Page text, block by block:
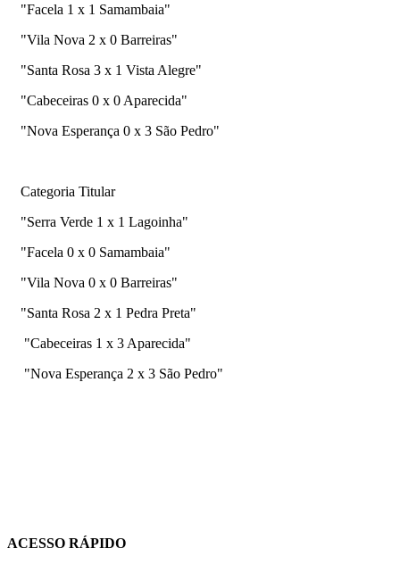
"Facela 1 x 1 Samambaia"
"Vila Nova 2 x 0 Barreiras"
"Santa Rosa 3 x 1 Vista Alegre"
"Cabeceiras 0 x 0 Aparecida"
"Nova Esperança 0 x 3 São Pedro"
Categoria Titular
"Serra Verde 1 x 1 Lagoinha"
"Facela 0 x 0 Samambaia"
"Vila Nova 0 x 0 Barreiras"
"Santa Rosa 2 x 1 Pedra Preta"
"Cabeceiras 1 x 3 Aparecida"
"Nova Esperança 2 x 3 São Pedro"
ACESSO RÁPIDO